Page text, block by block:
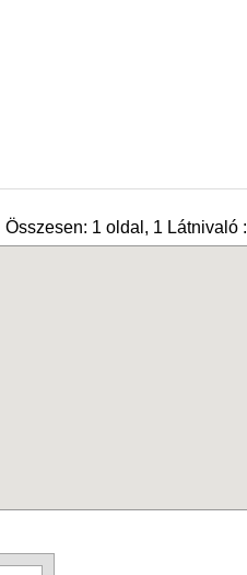
Összesen: 1 oldal, 1 Látnivaló :